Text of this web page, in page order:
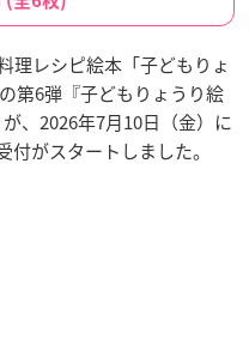
理レシピ絵本「子どもりょ
第6弾『子どもりょうり絵
、2026年7月10日（金）に
がスタートしました。